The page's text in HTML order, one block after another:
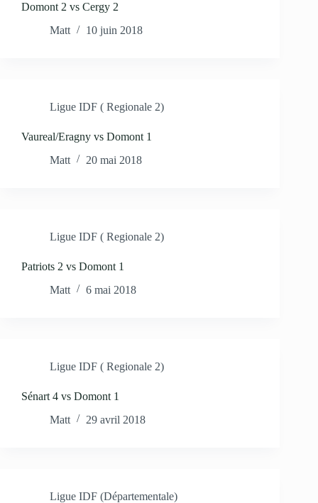
Domont 2 vs Cergy 2
Matt
10 juin 2018
Ligue IDF ( Regionale 2)
Vaureal/Eragny vs Domont 1
Matt
20 mai 2018
Ligue IDF ( Regionale 2)
Patriots 2 vs Domont 1
Matt
6 mai 2018
Ligue IDF ( Regionale 2)
Sénart 4 vs Domont 1
Matt
29 avril 2018
Ligue IDF (Départementale)